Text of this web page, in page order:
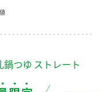
おすしの素
つゆ ストレート